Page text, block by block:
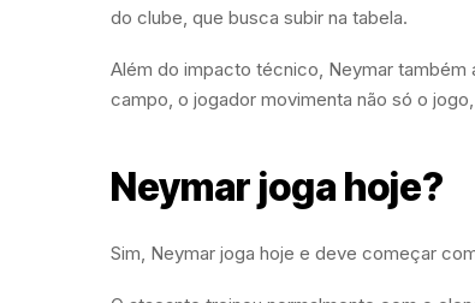
do clube, que busca subir na tabela.
Além do impacto técnico, Neymar também
campo, o jogador movimenta não só o
Neymar joga hoje?
Sim, Neymar joga hoje e deve começar